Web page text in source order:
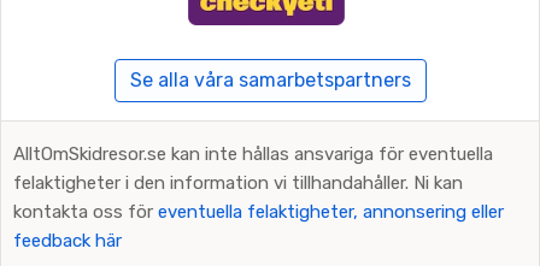
Se alla våra samarbetspartners
AlltOmSkidresor.se kan inte hållas ansvariga för eventuella
felaktigheter i den information vi tillhandahåller. Ni kan
kontakta oss för eventuella felaktigheter, annonsering eller
feedback här